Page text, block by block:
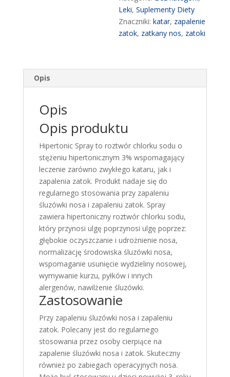
50
ml
katar
Leki,Suplementy Diety
Znaczniki:katar, zapalenie
zatok, zatkany nos, zatoki
Opis
Opis
Opis produktu
Hipertonic Spray to roztwór chlorku sodu o
stężeniu hipertonicznym 3% wspomagający
leczenie zarówno zwykłego kataru, jak i
zapalenia zatok. Produkt nadaje się do
regularnego stosowania przy zapaleniu
śluzówki nosa i zapaleniu zatok. Spray
zawiera hipertoniczny roztwór chlorku sodu,
który przynosi ulgę poprzynosi ulgę poprzez:
głębokie oczyszczanie i udrożnienie nosa,
normalizację środowiska śluzówki nosa,
wspomaganie usunięcie wydzieliny nosowej,
wymywanie kurzu, pyłków i innych
alergenów, nawilżenie śluzówki.
Zastosowanie
Przy zapaleniu śluzówki nosa i zapaleniu
zatok. Polecany jest do regularnego
stosowania przez osoby cierpiące na
zapalenie śluzówki nosa i zatok. Skuteczny
również po zabiegach operacyjnych nosa.